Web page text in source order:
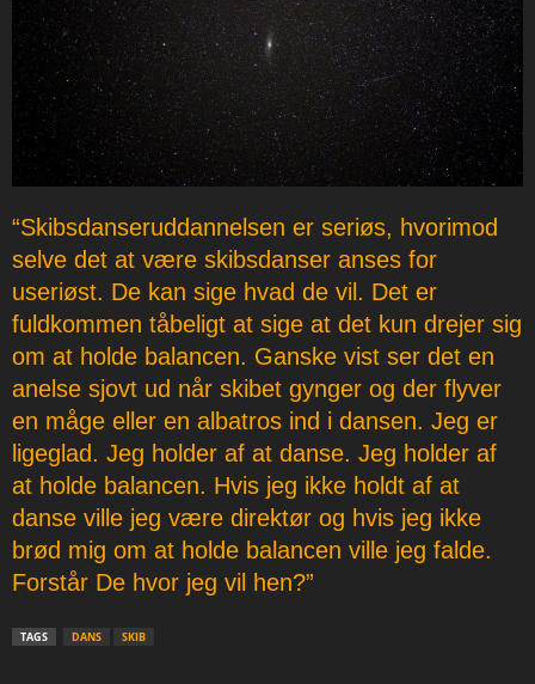
“Skibsdanseruddannelsen er seriøs, hvorimod
selve det at være skibsdanser anses for
useriøst. De kan sige hvad de vil. Det er
fuldkommen tåbeligt at sige at det kun drejer sig
om at holde balancen. Ganske vist ser det en
anelse sjovt ud når skibet gynger og der flyver
en måge eller en albatros ind i dansen. Jeg er
ligeglad. Jeg holder af at danse. Jeg holder af
at holde balancen. Hvis jeg ikke holdt af at
danse ville jeg være direktør og hvis jeg ikke
brød mig om at holde balancen ville jeg falde.
Forstår De hvor jeg vil hen?”
TAGS DANS SKIB